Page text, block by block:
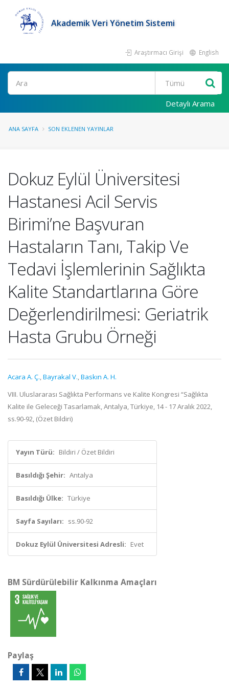
Akademik Veri Yönetim Sistemi
Araştırmacı Girişi English
Ara
Detaylı Arama
ANA SAYFA SON EKLENEN YAYINLAR
Dokuz Eylül Üniversitesi
Hastanesi Acil Servis
Birimi’ne Başvuran
Hastaların Tanı, Takip Ve
Tedavi İşlemlerinin Sağlıkta
Kalite Standartlarına Göre
Değerlendirilmesi: Geriatrik
Hasta Grubu Örneği
Acara A. Ç.,Bayrakal V.,Baskın A. H.
VIII. Uluslararası Sağlıkta Performans ve Kalite Kongresi “Sağlıkta
Kalite ile Geleceği Tasarlamak, Antalya, Türkiye, 14 - 17 Aralık 2022,
ss.90-92, (Özet Bildiri)
Yayın Türü: Bildiri / Özet Bildiri
Basıldığı Şehir: Antalya
Basıldığı Ülke: Türkiye
Sayfa Sayıları: ss.90-92
Dokuz Eylül Üniversitesi Adresli: Evet
BM Sürdürülebilir Kalkınma Amaçları
Paylaş